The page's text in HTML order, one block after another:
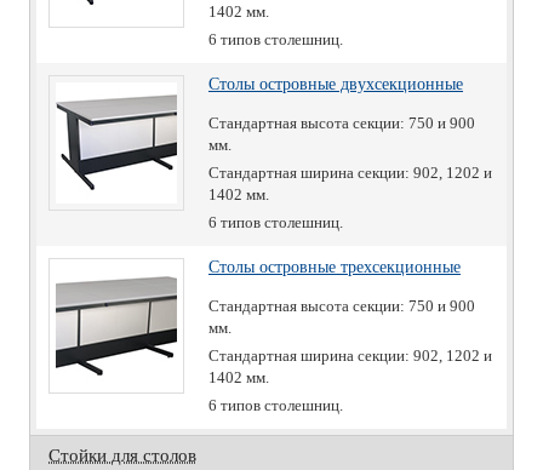
1402 мм.
6 типов столешниц.
Столы островные двухсекционные
Стандартная высота секции: 750 и 900
мм.
Стандартная ширина секции: 902, 1202 и
1402 мм.
6 типов столешниц.
Столы островные трехсекционные
Стандартная высота секции: 750 и 900
мм.
Стандартная ширина секции: 902, 1202 и
1402 мм.
6 типов столешниц.
Стойки для столов